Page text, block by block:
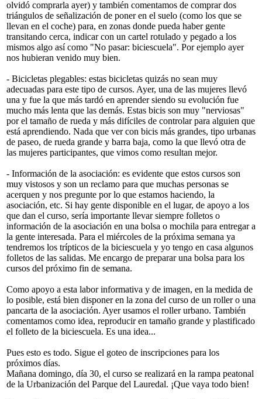
olvidó comprarla ayer) y también comentamos de comprar dos
triángulos de señalización de poner en el suelo (como los que se
llevan en el coche) para, en zonas donde pueda haber gente
transitando cerca, indicar con un cartel rotulado y pegado a los
mismos algo así como "No pasar: biciescuela". Por ejemplo ayer
nos hubieran venido muy bien.
- Bicicletas plegables: estas bicicletas quizás no sean muy
adecuadas para este tipo de cursos. Ayer, una de las mujeres llevó
una y fue la que más tardó en aprender siendo su evolución fue
mucho más lenta que las demás. Estas bicis son muy "nerviosas"
por el tamaño de rueda y más difíciles de controlar para alguien que
está aprendiendo. Nada que ver con bicis más grandes, tipo urbanas
de paseo, de rueda grande y barra baja, como la que llevó otra de
las mujeres participantes, que vimos como resultan mejor.
- Información de la asociación: es evidente que estos cursos son
muy vistosos y son un reclamo para que muchas personas se
acerquen y nos pregunte por lo que estamos haciendo, la
asociación, etc. Si hay gente disponible en el lugar, de apoyo a los
que dan el curso, sería importante llevar siempre folletos o
información de la asociación en una bolsa o mochila para entregar a
la gente interesada. Para el miércoles de la próxima semana ya
tendremos los trípticos de la biciescuela y yo tengo en casa algunos
folletos de las salidas. Me encargo de preparar una bolsa para los
cursos del próximo fin de semana.
Como apoyo a esta labor informativa y de imagen, en la medida de
lo posible, está bien disponer en la zona del curso de un roller o una
pancarta de la asociación. Ayer usamos el roller urbano. También
comentamos como idea, reproducir en tamaño grande y plastificado
el folleto de la biciescuela. Es una idea...
Pues esto es todo. Sigue el goteo de inscripciones para los
próximos días.
Mañana domingo, día 30, el curso se realizará en la rampa peatonal
de la Urbanización del Parque del Lauredal. ¡Que vaya todo bien!